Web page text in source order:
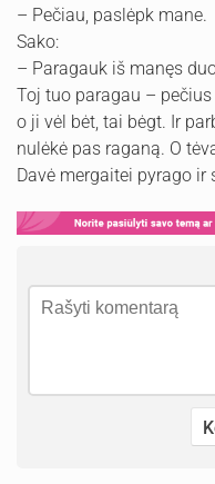
– Pečiau, paslėpk mane.
Sako:
– Paragauk iš manęs
Toj tuo paragau –
o ji vėl bėt, tai bėgt. Ir
nulėkė pas raganą. O
Davė mergaitei pyrago ir